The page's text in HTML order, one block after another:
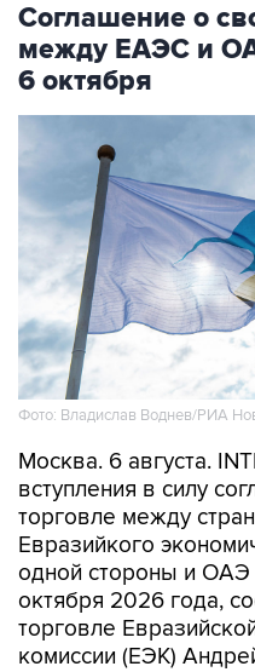
Соглашение о
между ЕАЭС и
6 октября
Фото: Владислав Воднев/РИА
Москва. 6 августа.
вступления в силу
торговле между
Евразийкого
одной стороны и ОАЭ
октября 2026 года,
торговле
комиссии (ЕЭК)